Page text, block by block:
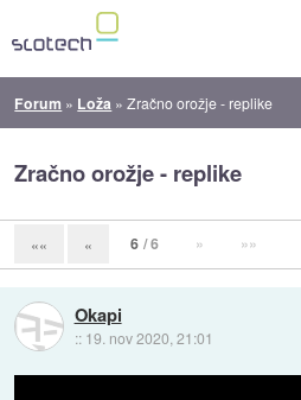
Forum » Loža »Zračno orožje - replike
Zračno orožje - replike
«« « 6 / 6 » »»
Okapi
:: 19. nov 2020, 21:01